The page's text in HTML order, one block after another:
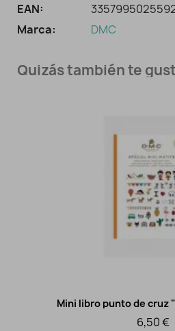
EAN:
Marca:
DMC
Quizás también te
Vista
Mini libro punto de cruz
6,50 €